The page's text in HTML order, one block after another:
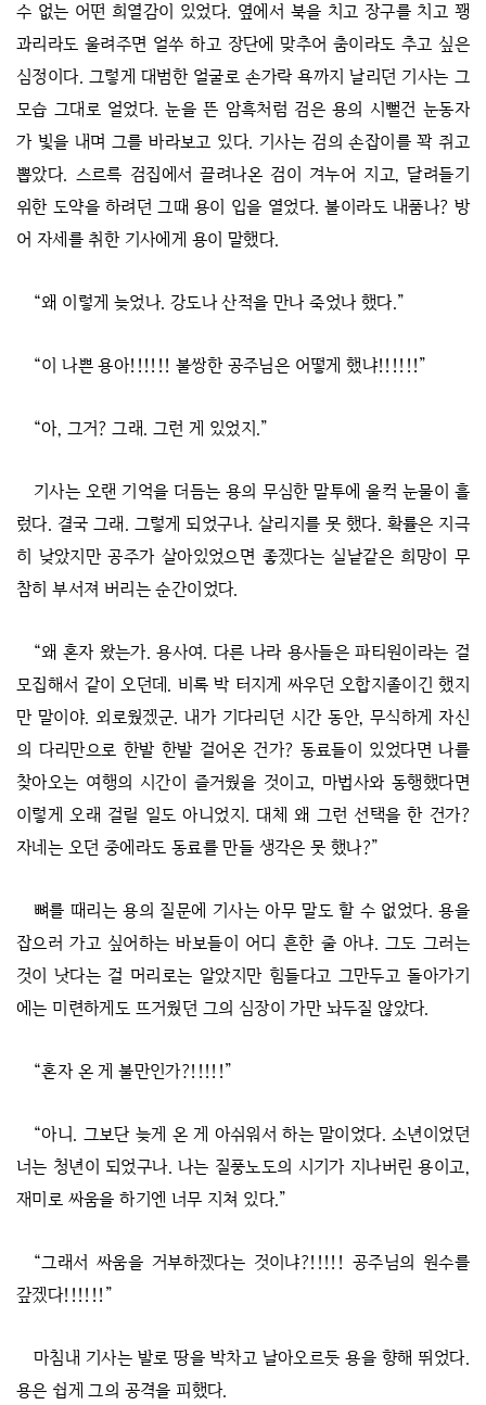
수 없는 어떤 희열감이 있었다. 옆에서 북을 치고 장구를 치고 꽹
과리라도 울려주면 얼쑤 하고 장단에 맞추어 춤이라도 추고 싶은
심정이다. 그렇게 대범한 얼굴로 손가락 욕까지 날리던 기사는 그
모습 그대로 얼었다. 눈을 뜬 암흑처럼 검은 용의 시뻘건 눈동자
가 빛을 내며 그를 바라보고 있다. 기사는 검의 손잡이를 꽉 쥐고
뽑았다. 스르륵 검집에서 끌려나온 검이 겨누어 지고, 달려들기
위한 도약을 하려던 그때 용이 입을 열었다. 불이라도 내품나? 방
어 자세를 취한 기사에게 용이 말했다.
“왜 이렇게 늦었나. 강도나 산적을 만나 죽었나 했다.”
“이 나쁜 용아!!!!!! 불쌍한 공주님은 어떻게 했냐!!!!!!”
“아, 그거? 그래. 그런 게 있었지.”
기사는 오랜 기억을 더듬는 용의 무심한 말투에 울컥 눈물이 흘
렀다. 결국 그래. 그렇게 되었구나. 살리지를 못 했다. 확률은 지극
히 낮았지만 공주가 살아있었으면 좋겠다는 실낱같은 희망이 무
참히 부서져 버리는 순간이었다.
“왜 혼자 왔는가. 용사여. 다른 나라 용사들은 파티원이라는 걸
모집해서 같이 오던데. 비록 박 터지게 싸우던 오합지졸이긴 했지
만 말이야. 외로웠겠군. 내가 기다리던 시간 동안, 무식하게 자신
의 다리만으로 한발 한발 걸어온 건가? 동료들이 있었다면 나를
찾아오는 여행의 시간이 즐거웠을 것이고, 마법사와 동행했다면
이렇게 오래 걸릴 일도 아니었지. 대체 왜 그런 선택을 한 건가?
자네는 오던 중에라도 동료를 만들 생각은 못 했나?”
뼈를 때리는 용의 질문에 기사는 아무 말도 할 수 없었다. 용을
잡으러 가고 싶어하는 바보들이 어디 흔한 줄 아냐. 그도 그러는
것이 낫다는 걸 머리로는 알았지만 힘들다고 그만두고 돌아가기
에는 미련하게도 뜨거웠던 그의 심장이 가만 놔두질 않았다.
“혼자 온 게 불만인가?!!!!!”
“아니. 그보단 늦게 온 게 아쉬워서 하는 말이었다. 소년이었던
너는 청년이 되었구나. 나는 질풍노도의 시기가 지나버린 용이고,
재미로 싸움을 하기엔 너무 지쳐 있다.”
“그래서 싸움을 거부하겠다는 것이냐?!!!!! 공주님의 원수를
갚겠다!!!!!!”
마침내 기사는 발로 땅을 박차고 날아오르듯 용을 향해 뛰었다.
용은 쉽게 그의 공격을 피했다.